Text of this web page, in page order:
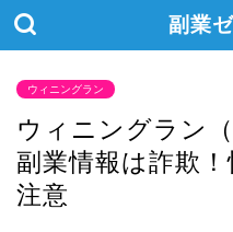
副業
ウィニングラン
ウィニングラン
副業情報は詐欺
注意